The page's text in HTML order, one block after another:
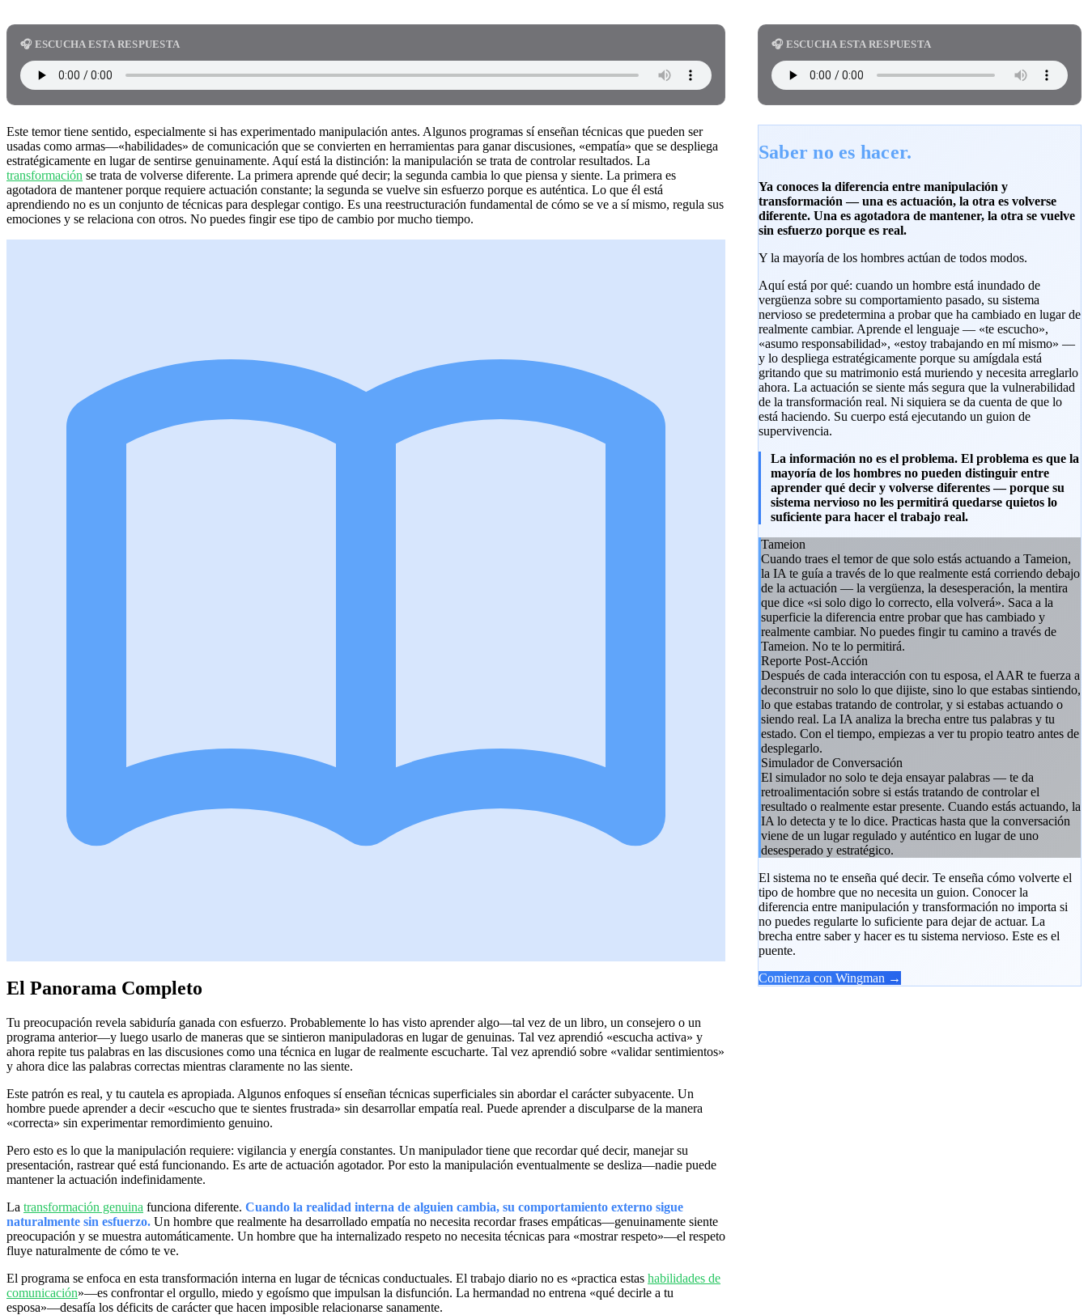
🎧 ESCUCHA ESTA RESPUESTA
Este temor tiene sentido, especialmente si has experimentado manipulación antes. Algunos programas sí enseñan técnicas que pueden ser
usadas como armas—«habilidades» de comunicación que se convierten en herramientas para ganar discusiones, «empatía» que se despliega
estratégicamente en lugar de sentirse genuinamente. Aquí está la distinción: la manipulación se trata de controlar resultados. La
transformación se trata de volverse diferente. La primera aprende qué decir; la segunda cambia lo que piensa y siente. La primera es
agotadora de mantener porque requiere actuación constante; la segunda se vuelve sin esfuerzo porque es auténtica. Lo que él está
aprendiendo no es un conjunto de técnicas para desplegar contigo. Es una reestructuración fundamental de cómo se ve a sí mismo, regula sus
emociones y se relaciona con otros. No puedes fingir ese tipo de cambio por mucho tiempo.
El Panorama Completo
Tu preocupación revela sabiduría ganada con esfuerzo. Probablemente lo has visto aprender algo—tal vez de un libro, un consejero o un
programa anterior—y luego usarlo de maneras que se sintieron manipuladoras en lugar de genuinas. Tal vez aprendió «escucha activa» y
ahora repite tus palabras en las discusiones como una técnica en lugar de realmente escucharte. Tal vez aprendió sobre «validar sentimientos»
y ahora dice las palabras correctas mientras claramente no las siente.
Este patrón es real, y tu cautela es apropiada. Algunos enfoques sí enseñan técnicas superficiales sin abordar el carácter subyacente. Un
hombre puede aprender a decir «escucho que te sientes frustrada» sin desarrollar empatía real. Puede aprender a disculparse de la manera
«correcta» sin experimentar remordimiento genuino.
Pero esto es lo que la manipulación requiere: vigilancia y energía constantes. Un manipulador tiene que recordar qué decir, manejar su
presentación, rastrear qué está funcionando. Es arte de actuación agotador. Por esto la manipulación eventualmente se desliza—nadie puede
mantener la actuación indefinidamente.
La transformación genuina funciona diferente. Cuando la realidad interna de alguien cambia, su comportamiento externo sigue
naturalmente sin esfuerzo. Un hombre que realmente ha desarrollado empatía no necesita recordar frases empáticas—genuinamente siente
preocupación y se muestra automáticamente. Un hombre que ha internalizado respeto no necesita técnicas para «mostrar respeto»—el respeto
fluye naturalmente de cómo te ve.
El programa se enfoca en esta transformación interna en lugar de técnicas conductuales. El trabajo diario no es «practica estas habilidades de
comunicación»—es confrontar el orgullo, miedo y egoísmo que impulsan la disfunción. La hermandad no entrena «qué decirle a tu
esposa»—desafía los déficits de carácter que hacen imposible relacionarse sanamente.
🎧 ESCUCHA ESTA RESPUESTA
Saber no es hacer.
Ya conoces la diferencia entre manipulación y
transformación — una es actuación, la otra es volverse
diferente. Una es agotadora de mantener, la otra se vuelve
sin esfuerzo porque es real.
Y la mayoría de los hombres actúan de todos modos.
Aquí está por qué: cuando un hombre está inundado de
vergüenza sobre su comportamiento pasado, su sistema
nervioso se predetermina a probar que ha cambiado en lugar de
realmente cambiar. Aprende el lenguaje — «te escucho»,
«asumo responsabilidad», «estoy trabajando en mí mismo» —
y lo despliega estratégicamente porque su amígdala está
gritando que su matrimonio está muriendo y necesita arreglarlo
ahora. La actuación se siente más segura que la vulnerabilidad
de la transformación real. Ni siquiera se da cuenta de que lo
está haciendo. Su cuerpo está ejecutando un guion de
supervivencia.
La información no es el problema. El problema es que la
mayoría de los hombres no pueden distinguir entre
aprender qué decir y volverse diferentes — porque su
sistema nervioso no les permitirá quedarse quietos lo
suficiente para hacer el trabajo real.
Tameion
Cuando traes el temor de que solo estás actuando a Tameion,
la IA te guía a través de lo que realmente está corriendo debajo
de la actuación — la vergüenza, la desesperación, la mentira
que dice «si solo digo lo correcto, ella volverá». Saca a la
superficie la diferencia entre probar que has cambiado y
realmente cambiar. No puedes fingir tu camino a través de
Tameion. No te lo permitirá.
Reporte Post-Acción
Después de cada interacción con tu esposa, el AAR te fuerza a
deconstruir no solo lo que dijiste, sino lo que estabas sintiendo,
lo que estabas tratando de controlar, y si estabas actuando o
siendo real. La IA analiza la brecha entre tus palabras y tu
estado. Con el tiempo, empiezas a ver tu propio teatro antes de
desplegarlo.
Simulador de Conversación
El simulador no solo te deja ensayar palabras — te da
retroalimentación sobre si estás tratando de controlar el
resultado o realmente estar presente. Cuando estás actuando, la
IA lo detecta y te lo dice. Practicas hasta que la conversación
viene de un lugar regulado y auténtico en lugar de uno
desesperado y estratégico.
El sistema no te enseña qué decir. Te enseña cómo volverte el
tipo de hombre que no necesita un guion. Conocer la
diferencia entre manipulación y transformación no importa si
no puedes regularte lo suficiente para dejar de actuar. La
brecha entre saber y hacer es tu sistema nervioso. Este es el
puente.
Comienza con Wingman →